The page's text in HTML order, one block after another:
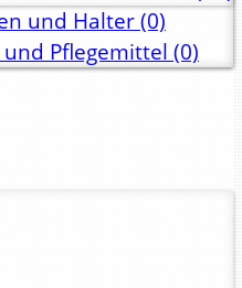
und Halter(0)
Pflegemittel (0)